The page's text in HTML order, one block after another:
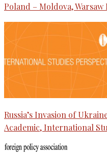
Poland – Moldova,
Russia’s Invasion of
Academic, International